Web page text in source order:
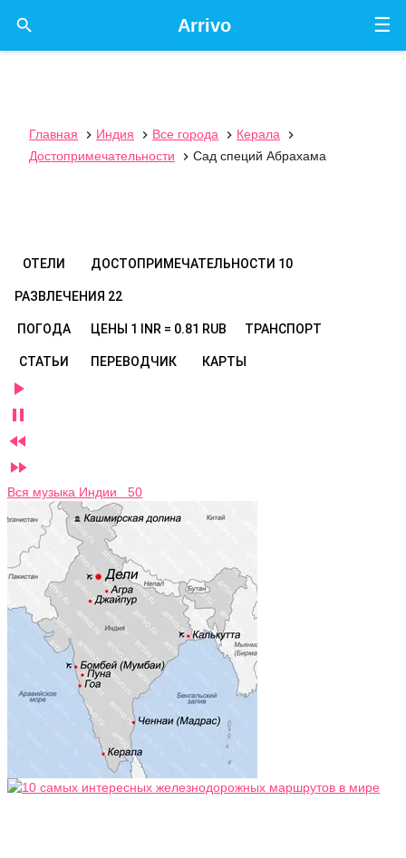
☰
Arrivo

Главная  Индия  Все города  Керала

Достопримечательности
 Сад специй Абрахама
ОТЕЛИ ДОСТОПРИМЕЧАТЕЛЬНОСТИ 10
РАЗВЛЕЧЕНИЯ 22
ПОГОДА ЦЕНЫ 1 INR = 0.81 RUB ТРАНСПОРТ
СТАТЬИ ПЕРЕВОДЧИК КАРТЫ




Вся музыка Индии 50